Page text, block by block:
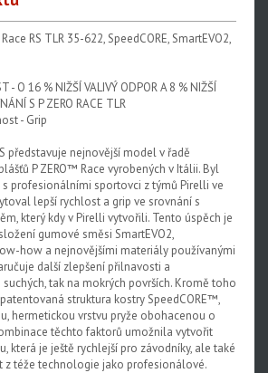
RS TLR 35-622, SpeedCORE, SmartEVO2,
- O 16 % NIŽŠÍ VALIVÝ ODPOR A 8 % NIŽŠÍ
S P ZERO RACE TLR
- Grip
představuje nejnovější model v řadě
P ZERO™ Race vyrobených v Itálii. Byl
profesionálními sportovci z týmů Pirelli ve
lepší rychlost a grip ve srovnání s
který kdy v Pirelli vytvořili. Tento úspěch je
gumové směsi SmartEVO2,
how a nejnovějšími materiály používanými
další zlepšení přilnavosti a
tak na mokrých površích. Kromě toho
struktura kostry SpeedCORE™,
hermetickou vrstvu pryže obohacenou o
těchto faktorů umožnila vytvořit
která je ještě rychlejší pro závodníky, ale také
z téže technologie jako profesionálové.